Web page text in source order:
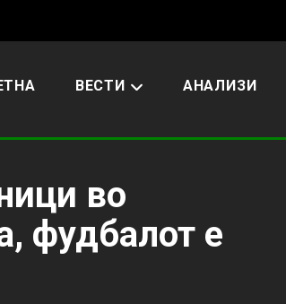
ВЕСТИ АНАЛИЗИ
во
фудбалот е